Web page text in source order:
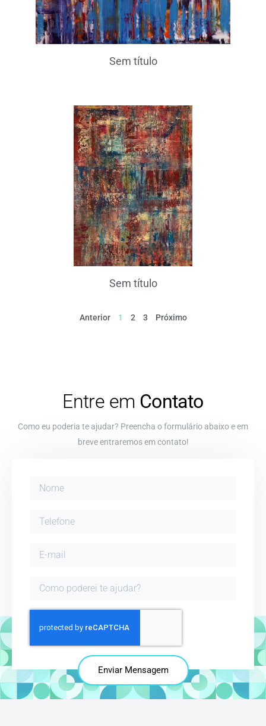
Sem título
Sem título
Anterior 1 2 3 Próximo
Entre em Contato
Como eu poderia te ajudar? Preencha o formulário abaixo e em
breve entraremos em contato!
Enviar Mensagem